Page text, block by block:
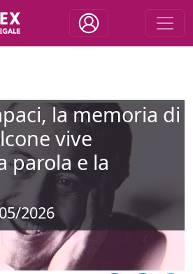
la memoria di
vive
parola e la
2026